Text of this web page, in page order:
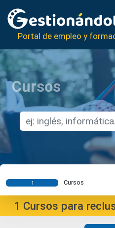
Portal de empleo y
Cursos
1 Cursos
1 Cursos para